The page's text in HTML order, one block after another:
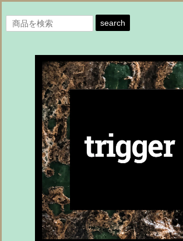
search